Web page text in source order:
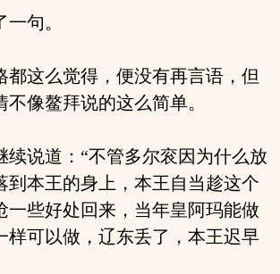
句。
这么觉得，便没有再言语，但
像鳌拜说的这么简单。
说道：“不管多尔衮因为什么放
到本王的身上，本王自当趁这个
一些好处回来，当年皇阿玛能做
样可以做，辽东丢了，本王迟早